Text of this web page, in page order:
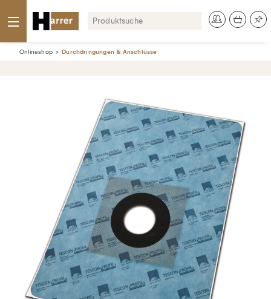
Onlineshop Durchdringungen & Anschlüsse